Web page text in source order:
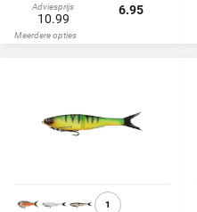
Adviesprijs
10.99
6.95
Meerdere opties
1